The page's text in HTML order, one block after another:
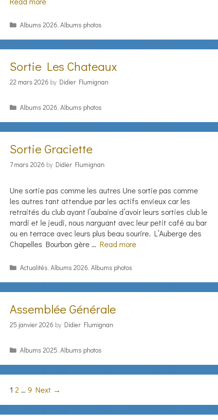
Categories
Albums 2026,Albums photos
Sortie Les Chateaux
22 mars 2026 by Didier Flumignan
Categories
Albums 2026,Albums photos
Sortie Graciette
7 mars 2026 by Didier Flumignan
Une sortie pas comme les autres Une sortie pas comme
les autres tant attendue par les actifs envieux car les
retraités du club ayant l’aubaine d’avoir leurs sorties club le
mardi et le jeudi, nous narguant avec leur petit café au bar
ou en terrace avec leurs plus beau sourire. L’Auberge des
Chapelles Bourbon gère … Read more
Categories
Actualités,Albums 2026,Albums photos
Assemblée Générale
25 janvier 2026 by Didier Flumignan
Categories
Albums 2025,Albums photos
Post
1 2 … 9 Next →